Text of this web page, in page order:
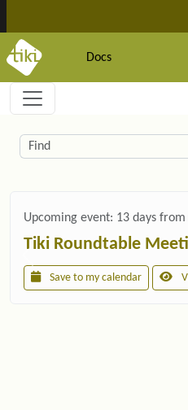
Docs
Navigation and
Related content
Find
Upcoming event: 13 days
Tiki Roundtable
Save to my calendar